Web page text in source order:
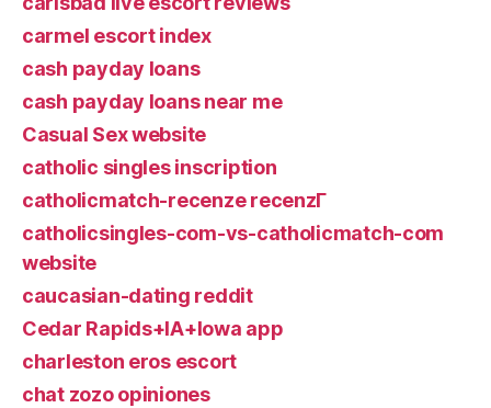
carmel escort index
cash payday loans
cash payday loans near me
Casual Sex website
catholic singles inscription
catholicmatch-recenze recenzГ­
catholicsingles-com-vs-catholicmatch-com
website
caucasian-dating reddit
Cedar Rapids+IA+Iowa app
charleston eros escort
chat zozo opiniones